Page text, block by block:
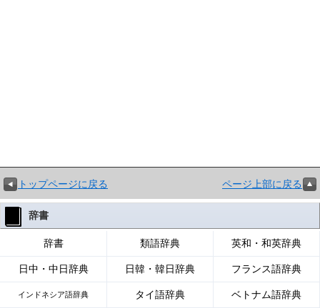
トップページに戻る ページ上部に戻る
辞書
辞書 類語辞典 英和・和英辞典
日中・中日辞典 日韓・韓日辞典 フランス語辞典
インドネシア語辞典 タイ語辞典 ベトナム語辞典